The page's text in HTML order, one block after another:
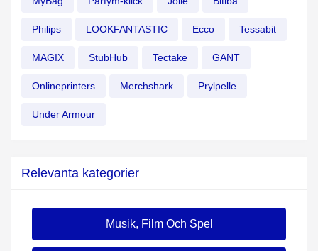
Philips LOOKFANTASTIC Ecco Tessabit
MAGIX StubHub Tectake GANT
Onlineprinters Merchshark Prylpelle
Under Armour
Relevanta kategorier
Musik, Film Och Spel